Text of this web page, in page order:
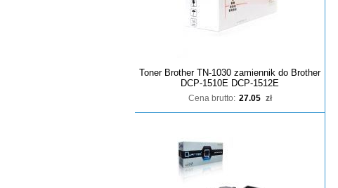
Toner Brother TN-1030 zamiennik do Brother
DCP-1510E DCP-1512E
Cena brutto: 27.05 zł